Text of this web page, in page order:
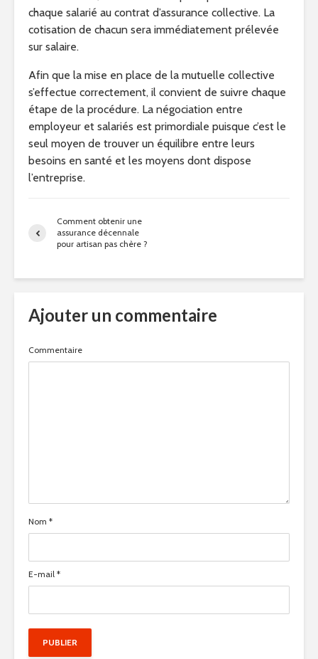
chaque salarié au contrat d’assurance collective. La
cotisation de chacun sera immédiatement prélevée
sur salaire.
Afin que la mise en place de la mutuelle collective
s’effectue correctement, il convient de suivre chaque
étape de la procédure. La négociation entre
employeur et salariés est primordiale puisque c’est le
seul moyen de trouver un équilibre entre leurs
besoins en santé et les moyens dont dispose
l’entreprise.
Comment obtenir une
assurance décennale
pour artisan pas chère ?
Ajouter un commentaire
Commentaire
Nom *
E-mail *